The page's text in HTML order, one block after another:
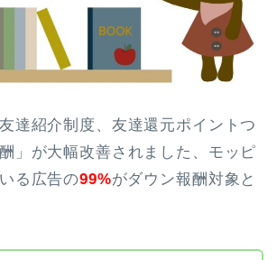
達紹介制度、友達還元ポイントつ
」が大幅改善されました、モッピ
る広告の99%がダウン報酬対象と